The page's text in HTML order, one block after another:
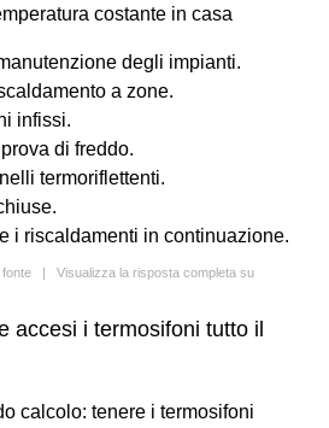
costante in casa
degli impianti.
a zone.
infissi.
di freddo.
termoriflettenti.
i riscaldamenti in continuazione.
fonte | Visualizza la risposta completa su
accesi i termosifoni tutto il
calcolo: tenere i termosifoni